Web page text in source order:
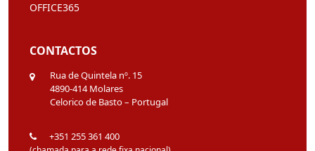
OFFICE365
CONTACTOS
Rua de Quintela nº. 15
4890-414 Molares
Celorico de Basto – Portugal
+351 255 361 400